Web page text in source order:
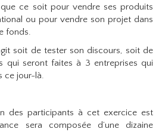
ce soit pour vendre ses produits
ou pour vendre son projet dans
fonds.
soit de tester son discours, soit de
qui seront faites à 3 entreprises qui
ce jour-là.
des participants à cet exercice est
sera composée d’une dizaine